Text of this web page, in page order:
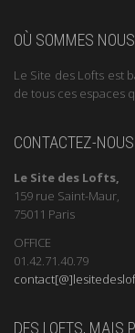
OÙ SOMMES
Le Site des Lofts est
de tous ces espaces
CONTACTEZ-NOUS
Le Site des Lofts,
159 rue Saint-Maur,
75011 Paris
OFFICE
01.42.71.40.79
DES LOFTS, MAIS